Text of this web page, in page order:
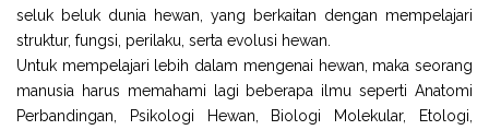
seluk beluk dunia hewan, yang berkaitan dengan mempelajari
struktur, fungsi, perilaku, serta evolusi hewan.
Untuk mempelajari lebih dalam mengenai hewan, maka seorang
manusia harus memahami lagi beberapa ilmu seperti Anatomi
Perbandingan, Psikologi Hewan, Biologi Molekular, Etologi,